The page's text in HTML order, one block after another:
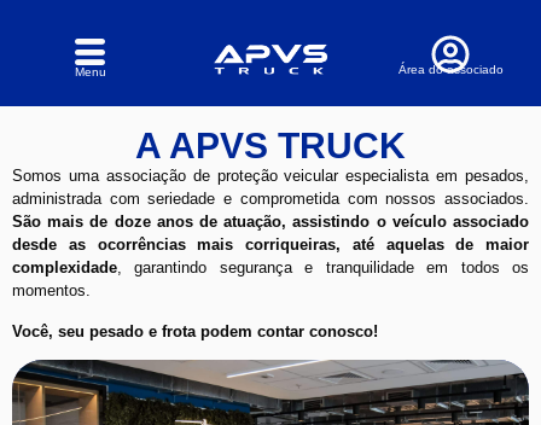
Menu Área do associado
A APVS TRUCK
Somos uma associação de proteção veicular especialista em pesados,
administrada com seriedade e comprometida com nossos associados.
São mais de doze anos de atuação, assistindo o veículo associado
desde as ocorrências mais corriqueiras, até aquelas de maior
complexidade, garantindo segurança e tranquilidade em todos os
momentos.
Você, seu pesado e frota podem contar conosco!